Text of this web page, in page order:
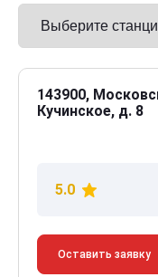
143900,
Кучинское, д. 8
5.0
Оставить заявку